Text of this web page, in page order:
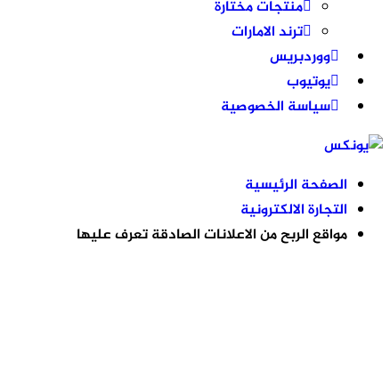
منتجات مختارة
ترند الامارات
ووردبريس
يوتيوب
سياسة الخصوصية
الصفحة الرئيسية
التجارة الالكترونية
مواقع الربح من الاعلانات الصادقة تعرف عليها